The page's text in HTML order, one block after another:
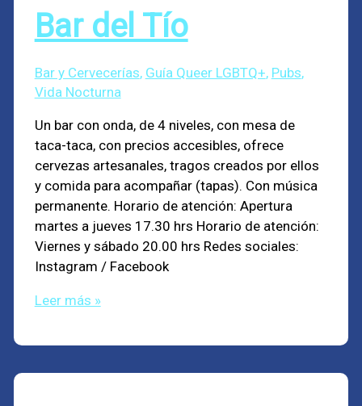
Bar del Tío
Bar y Cervecerías, Guía Queer LGBTQ+, Pubs,
Vida Nocturna
Un bar con onda, de 4 niveles, con mesa de
taca-taca, con precios accesibles, ofrece
cervezas artesanales, tragos creados por ellos
y comida para acompañar (tapas). Con música
permanente. Horario de atención: Apertura
martes a jueves 17.30 hrs Horario de atención:
Viernes y sábado 20.00 hrs Redes sociales:
Instagram / Facebook
Leer más »